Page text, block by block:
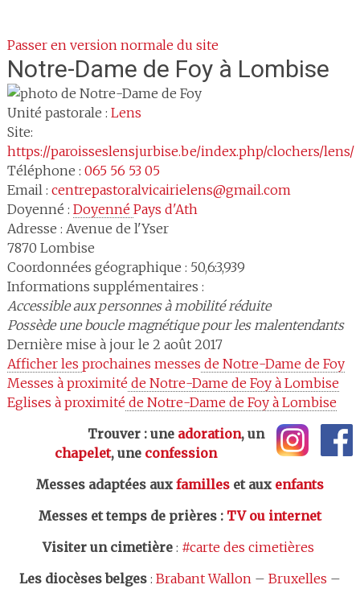
Passer en version normale du site
Notre-Dame de Foyà Lombise
Unité pastorale : Lens
Site:
https://paroisseslensjurbise.be/index.php/clochers/lens/
Téléphone : 065 56 53 05
Email : centrepastoralvicairielens@gmail.com
Doyenné : Doyenné Pays d'Ath
Adresse : Avenue de l'Yser
7870 Lombise
Coordonnées géographique : 50,6:3,939
Informations supplémentaires :
Accessible aux personnes à mobilité réduite
Possède une boucle magnétique pour les malentendants
Dernière mise à jour le 2 août 2017
Afficher les prochaines messes de Notre-Dame de Foy
Messes à proximité de Notre-Dame de Foy à Lombise
Eglises à proximité de Notre-Dame de Foy à Lombise
Trouver : une adoration, un
chapelet, une confession
Messes adaptées aux familleset aux enfants
Messes et temps de prières: TV ou internet
Visiter un cimetière: #carte des cimetières
Les diocèses belges: Brabant Wallon– Bruxelles –